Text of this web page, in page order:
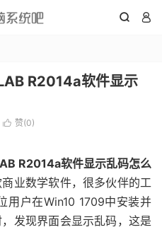
 
R2014a软件显示
 赞(0)
R2014a软件显示乱码怎么
业数学软件，很多伙伴的工
用户在Win10 1709中安装并
发现界面会显示乱码，这是